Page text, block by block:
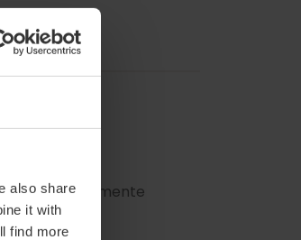
also share
it with
find more
solamente